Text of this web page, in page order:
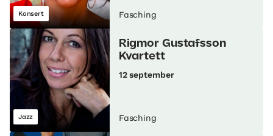
Konsert Fasching
Jazz
Rigmor Gustafsson
Kvartett
12 september
Fasching